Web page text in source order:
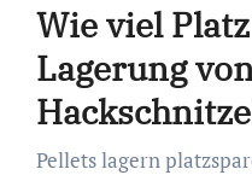
Wie viel
Lagerung
Pellets lagern platzsparend in Sacksilos oder